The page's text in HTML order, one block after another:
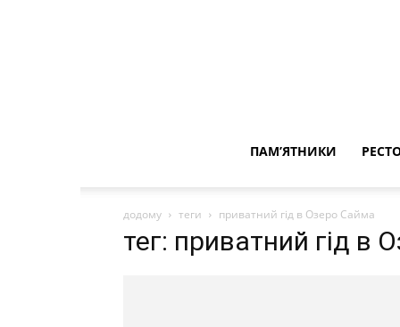
ПАМ’ЯТНИКИ
додому теги приватний гід в Озеро Сайма
тег: приватний гід в